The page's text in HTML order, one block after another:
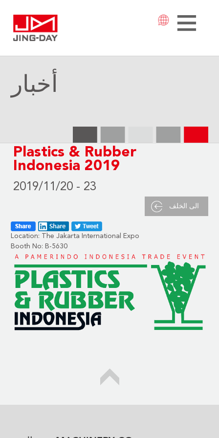
أخبار
Plastics & Rubber
Indonesia 2019
2019/11/20 - 23
الى الخلف
Location: The Jakarta International Expo
Booth No: B-5630